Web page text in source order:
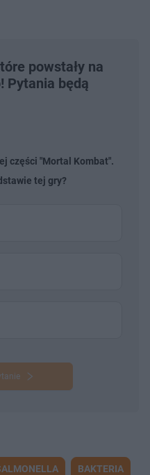
powstały na
Pytania będą
części "Mortal Kombat".
tej gry?
BAKTERIA